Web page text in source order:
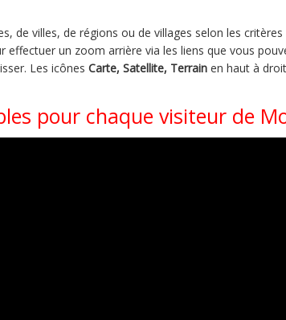
de villes, de régions ou de villages selon les
effectuer un zoom arrière via les liens que vous
Les icônes Carte, Satellite, Terrain en haut à
pour chaque visiteur de